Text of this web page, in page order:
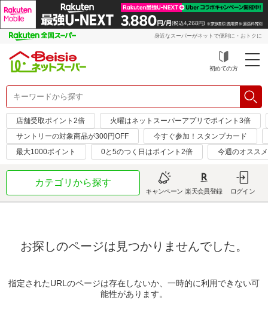
身近なスーパーがネットで便利に・おトクに
初めての方
店舗受取ポイント2倍
火曜はネットスーパーアプリでポイント3倍
サントリーの対象商品が300円OFF
今すぐ参加！スタンプカード
最大1000ポイント
0と5のつく日はポイント2倍 今週のオススメ
カテゴリから探す
キャンペーン 楽天会員登録 ログイン
お探しのページは見つかりませんでした。
指定されたURLのページは存在しないか、一時的に利用できない可
能性があります。